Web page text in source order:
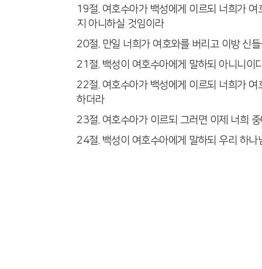
19절. 여호수아가 백성에게 이르되 너희가
지 아니하실 것임이라
20절. 만일 너희가 여호와를 버리고 이방 신
21절. 백성이 여호수아에게 말하되 아니니이
22절. 여호수아가 백성에게 이르되 너희가
하더라
23절. 여호수아가 이르되 그러면 이제 너희
24절. 백성이 여호수아에게 말하되 우리 하